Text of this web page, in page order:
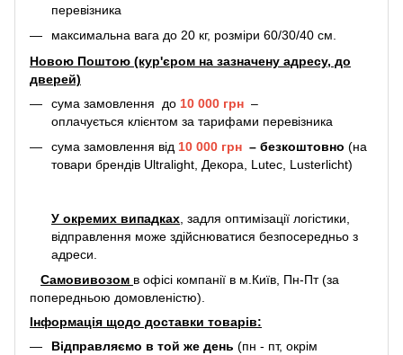
перевізника
максимальна вага до 20 кг, розміри 60/30/40 см.
Новою Поштою (кур'єром на зазначену адресу, до
дверей)
сума замовлення до 10 000 грн –
оплачується клієнтом за тарифами перевізника
сума замовлення від 10 000 грн – безкоштовно (на
товари брендів Ultralight, Декора, Lutec, Lusterlicht)
У окремих випадках , задля оптимізації логістики,
відправлення може здійснюватися безпосередньо з
адреси.
Самовивозом в офісі компанії в м.Київ, Пн-Пт (за
попередньою домовленістю).
Інформація щодо доставки товарів:
Відправляємо в той же день (пн - пт, окрім